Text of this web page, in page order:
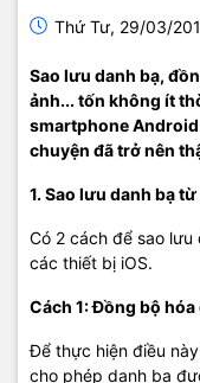
Thứ Tư, 29/03/
Sao lưu danh bạ,
ảnh... tốn không ít
smartphone
chuyện đã trở nên
1. Sao lưu danh bạ
Có 2 cách để sao
các thiết bị iOS.
Cách 1: Đồng bộ hóa
Để thực hiện điều
cho phép danh bạ